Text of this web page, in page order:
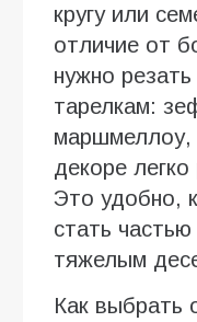
кругу или
отличие от
нужно
тарелкам:
маршмеллоу,
декоре
Это удобно,
стать
тяжелым
Как выбрать